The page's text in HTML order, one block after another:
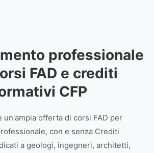
professionale
FAD e crediti
CFP
un'ampia offerta di corsi FAD per
con e senza Crediti
a geologi, ingegneri, architetti,